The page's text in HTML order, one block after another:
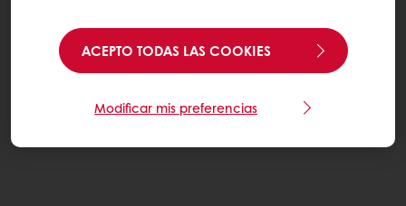
ACEPTO TODAS LAS COOKIES
Modificar mis preferencias